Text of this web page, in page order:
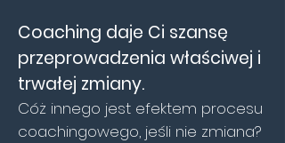
Coaching daje Ci szansę
przeprowadzenia właściwej i
trwałej zmiany.
Cóż innego jest efektem procesu
coachingowego, jeśli nie zmiana?